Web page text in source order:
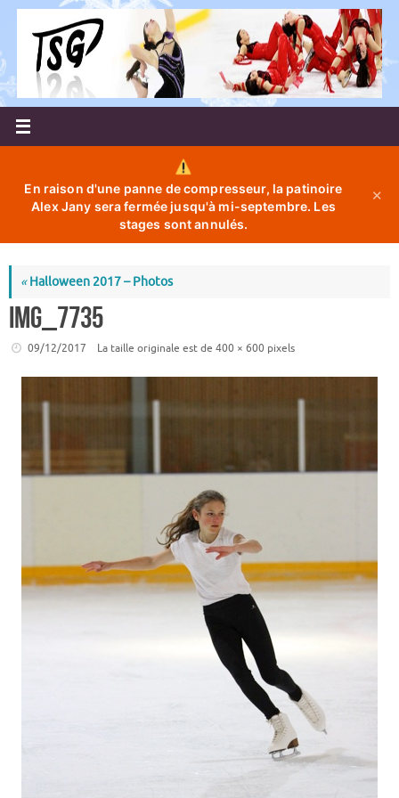
Passer
contenu
En raison d'une panne de compresseur, la patinoire
Alex Jany sera fermée jusqu'à mi-septembre. Les
stages sont annulés.
✕
«Halloween 2017 – Photos
IMG_7735
09/12/2017 La taille originale est de 400 × 600 pixels